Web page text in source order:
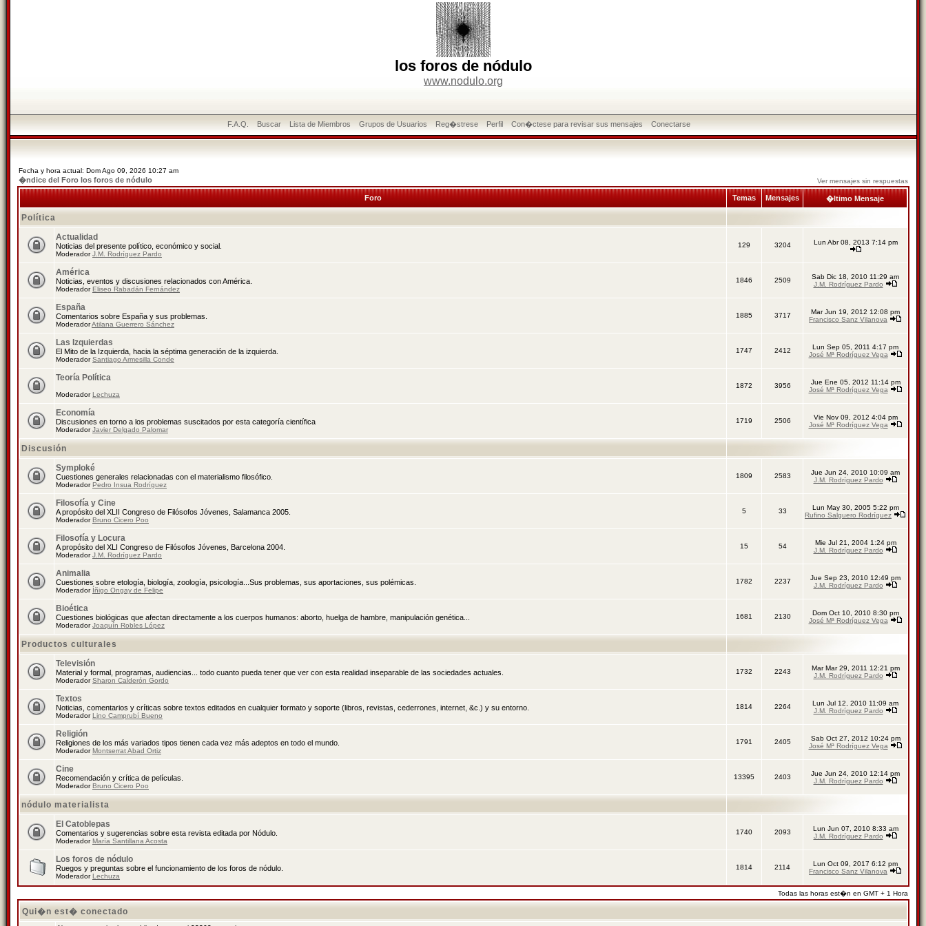
los foros de nódulo
www.nodulo.org
F.A.Q. Buscar Lista de Miembros Grupos de Usuarios Reg�strese Perfil Con�ctese para revisar sus mensajes Conectarse
Fecha y hora actual: Dom Ago 09, 2026 10:27 am
�ndice del Foro los foros de nódulo Ver mensajes sin respuestas
Foro Temas Mensajes �ltimo Mensaje
Política
Actualidad
Noticias del presente político, económico y social.
ModeradorJ.M. Rodríguez Pardo
129 3204 Lun Abr 08, 2013 7:14 pm
América
Noticias, eventos y discusiones relacionados con América.
ModeradorEliseo Rabadán Fernández
1846 2509
Sab Dic 18, 2010 11:29 am
J.M. Rodríguez Pardo
España
Comentarios sobre España y sus problemas.
ModeradorAtilana Guerrero Sánchez
1885 3717
Mar Jun 19, 2012 12:08 pm
Francisco Sanz Vilanova
Las Izquierdas
El Mito de la Izquierda, hacia la séptima generación de la izquierda.
ModeradorSantiago Armesilla Conde
1747 2412
Lun Sep 05, 2011 4:17 pm
José Mª Rodríguez Vega
Teoría Política
ModeradorLechuza
1872 3956
Jue Ene 05, 2012 11:14 pm
José Mª Rodríguez Vega
Economía
Discusiones en torno a los problemas suscitados por esta categoría científica
ModeradorJavier Delgado Palomar
1719 2506
Vie Nov 09, 2012 4:04 pm
José Mª Rodríguez Vega
Discusión
Symploké
Cuestiones generales relacionadas con el materialismo filosófico.
ModeradorPedro Insua Rodríguez
1809 2583
Jue Jun 24, 2010 10:09 am
J.M. Rodríguez Pardo
Filosofía y Cine
A propósito del XLII Congreso de Filósofos Jóvenes, Salamanca 2005.
ModeradorBruno Cicero Poo
5 33
Lun May 30, 2005 5:22 pm
Rufino Salguero Rodríguez
Filosofía y Locura
A propósito del XLI Congreso de Filósofos Jóvenes, Barcelona 2004.
ModeradorJ.M. Rodríguez Pardo
15 54
Mie Jul 21, 2004 1:24 pm
J.M. Rodríguez Pardo
Animalia
Cuestiones sobre etología, biología, zoología, psicología...Sus problemas, sus aportaciones, sus polémicas.
Moderador Íñigo Ongay de Felipe
1782 2237
Jue Sep 23, 2010 12:49 pm
J.M. Rodríguez Pardo
Bioética
Cuestiones biológicas que afectan directamente a los cuerpos humanos: aborto, huelga de hambre, manipulación genética...
ModeradorJoaquín Robles López
1681 2130
Dom Oct 10, 2010 8:30 pm
José Mª Rodríguez Vega
Productos culturales
Televisión
Material y formal, programas, audiencias... todo cuanto pueda tener que ver con esta realidad inseparable de las sociedades actuales.
ModeradorSharon Calderón Gordo
1732 2243
Mar Mar 29, 2011 12:21 pm
J.M. Rodríguez Pardo
Textos
Noticias, comentarios y críticas sobre textos editados en cualquier formato y soporte (libros, revistas, cederrones, internet, &c.) y su entorno.
ModeradorLino Camprubí Bueno
1814 2264
Lun Jul 12, 2010 11:09 am
J.M. Rodríguez Pardo
Religión
Religiones de los más variados tipos tienen cada vez más adeptos en todo el mundo.
ModeradorMontserrat Abad Ortiz
1791 2405
Sab Oct 27, 2012 10:24 pm
José Mª Rodríguez Vega
Cine
Recomendación y crítica de películas.
ModeradorBruno Cicero Poo
13395 2403
Jue Jun 24, 2010 12:14 pm
J.M. Rodríguez Pardo
nódulo materialista
El Catoblepas
Comentarios y sugerencias sobre esta revista editada por Nódulo.
ModeradorMaría Santillana Acosta
1740 2093
Lun Jun 07, 2010 8:33 am
J.M. Rodríguez Pardo
Los foros de nódulo
Ruegos y preguntas sobre el funcionamiento de los foros de nódulo.
ModeradorLechuza
1814 2114
Lun Oct 09, 2017 6:12 pm
Francisco Sanz Vilanova
Todas las horas est�n en GMT + 1 Hora
Qui�n est� conectado